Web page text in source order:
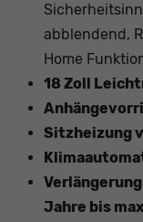
abblendend,
Home
18 Zoll
Sitzheizung
Jahre bis